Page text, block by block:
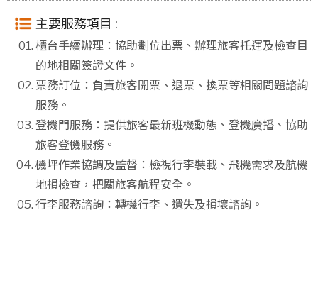
主要服務項目 :
櫃台手續辦理：協助劃位出票、辦理旅客托運及檢查目
的地相關簽證文件。
票務訂位：負責旅客開票、退票、換票等相關問題諮詢
服務。
登機門服務：提供旅客最新班機動態、登機廣播、協助
旅客登機服務。
機坪作業協調及監督：檢視行李裝載、飛機需求及航機
地損檢查，把關旅客航程安全。
行李服務諮詢：轉機行李、遺失及損壞諮詢。